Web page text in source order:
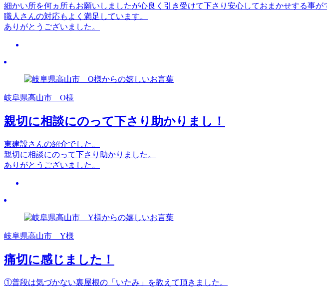
細かい所を何ヵ所もお願いしましたが心良く引き受けて下さり安心しておまかせする事が
職人さんの対応もよく満足しています。
ありがとうございました。
岐阜県高山市 O様
親切に相談にのって下さり助かりまし！
東建設さんの紹介でした。
親切に相談にのって下さり助かりました。
ありがとうございました。
岐阜県高山市 Y様
痛切に感じました！
①普段は気づかない裏屋根の「いたみ」を教えて頂きました。